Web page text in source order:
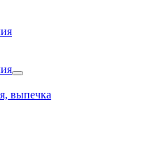
выпечка